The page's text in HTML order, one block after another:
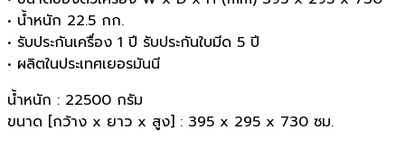
• น้ำหนัก 22.5 กก.
• รับประกันเครื่อง 1 ปี รับประกันใบมีด 5 ปี
• ผลิตในประเทศเยอรมันนี
น้ำหนัก : 22500 กรัม
ขนาด [กว้าง x ยาว x สูง] : 395 x 295 x 730 ซม.